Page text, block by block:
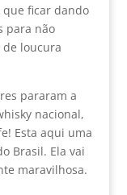
ficar dando
para não
loucura
pararam a
nacional,
Esta aqui uma
Brasil. Ela vai
maravilhosa.